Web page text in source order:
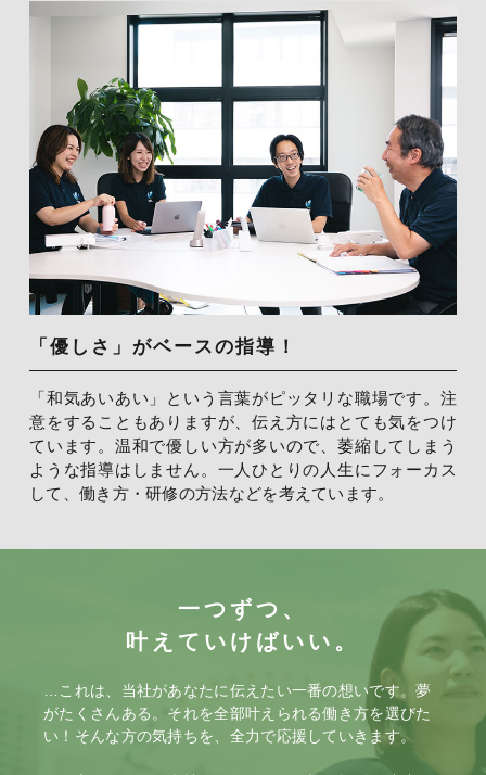
「優しさ」がベースの指導！
「和気あいあい」という言葉がピッタリな職場です。注
意をすることもありますが、伝え方にはとても気をつけ
ています。温和で優しい方が多いので、萎縮してしまう
ような指導はしません。一人ひとりの人生にフォーカス
して、働き方・研修の方法などを考えています。
一つずつ、
叶えていけばいい。
…これは、当社があなたに伝えたい一番の想いです。夢
がたくさんある。それを全部叶えられる働き方を選びた
い！ そんな方の気持ちを、全力で応援していきます。